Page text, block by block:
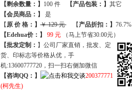
【剩余数量：】 100 件【产品包装：】 其它
【会员商品： 】
是
【 原 价 格： 】￥ 129 元【 产品折扣： 】 76.7%
【Edehua价：】
99 元
（马上节省30.00元）
【批发定制： 】公司厂家直销，批发、定
货、印标志等价格从优，手
机:13600777720，扫一扫右侧加微信
【咨询QQ：】
200377771
(柯先生)